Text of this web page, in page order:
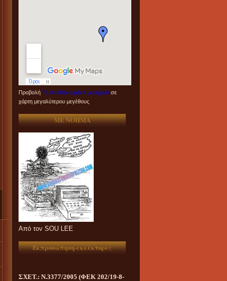
Προβολή Τα αποθηκευμένα μέρη μου σε
χάρτη μεγαλύτερου μεγέθους
ME NOHMA
Aπό τον SOU LEE
Εκπροσώπηση-εκλέκτορες
ΣΧΕΤ.: Ν.3377/2005 (ΦΕΚ 202/19-8-